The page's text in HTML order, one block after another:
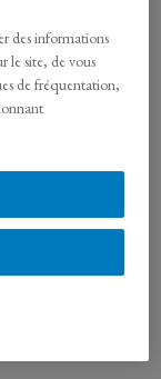
to the
des informations
le site, de vous
de fréquentation,